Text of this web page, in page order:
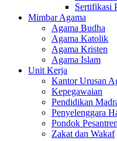
Sertifikasi
Mimbar Agama
Agama Budha
Agama Katolik
Agama Kristen
Agama Islam
Unit Kerja
Kantor Urusan
Kepegawaian
Pendidikan
Penyelenggara
Pondok Pesantren
Zakat dan Wakaf